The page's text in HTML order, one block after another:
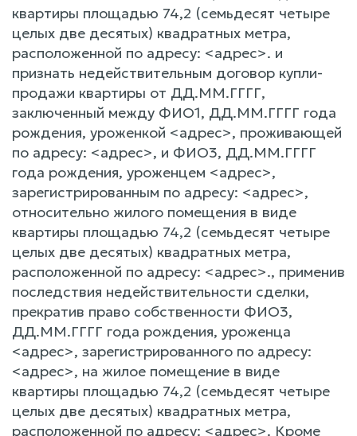
квартиры площадью 74,2 (семьдесят четыре
целых две десятых) квадратных метра,
расположенной по адресу: <адрес>. и
признать недействительным договор купли-
продажи квартиры от ДД.ММ.ГГГГ,
заключенный между ФИО1, ДД.ММ.ГГГГ года
рождения, уроженкой <адрес>, проживающей
по адресу: <адрес>, и ФИО3, ДД.ММ.ГГГГ
года рождения, уроженцем <адрес>,
зарегистрированным по адресу: <адрес>,
относительно жилого помещения в виде
квартиры площадью 74,2 (семьдесят четыре
целых две десятых) квадратных метра,
расположенной по адресу: <адрес>., применив
последствия недействительности сделки,
прекратив право собственности ФИО3,
ДД.ММ.ГГГГ года рождения, уроженца
<адрес>, зарегистрированного по адресу:
<адрес>, на жилое помещение в виде
квартиры площадью 74,2 (семьдесят четыре
целых две десятых) квадратных метра,
расположенной по адресу: <адрес>. Кроме